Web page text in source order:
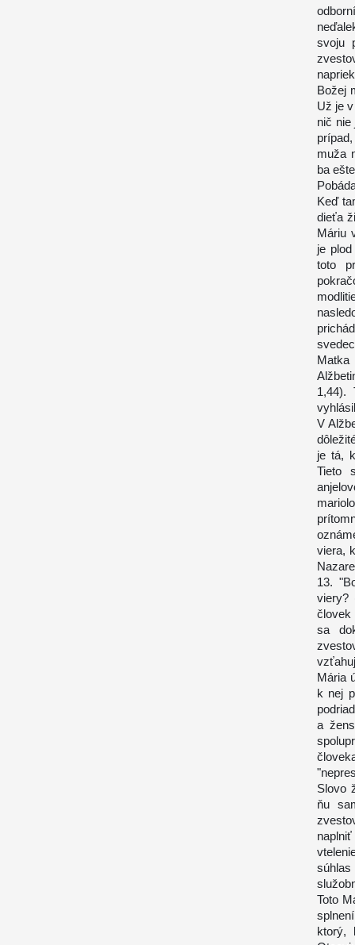
svoju
Božej
Už je
nič nie
muža
ba
Keď
dieťa
Máriu
je
toto
1,44).
V
je tá,
Tieto
viera,
13.
viery?
človek
sa
Mária
k nej
a
Slovo
ňu
Toto
ktorý,